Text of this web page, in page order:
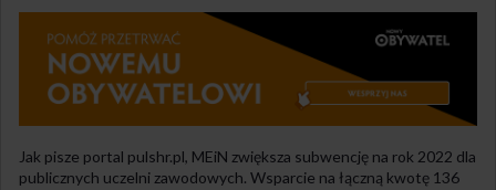
Jak pisze portal pulshr.pl, MEiN zwiększa subwencję na rok 2022 dla
publicznych uczelni zawodowych. Wsparcie na łączną kwotę 136